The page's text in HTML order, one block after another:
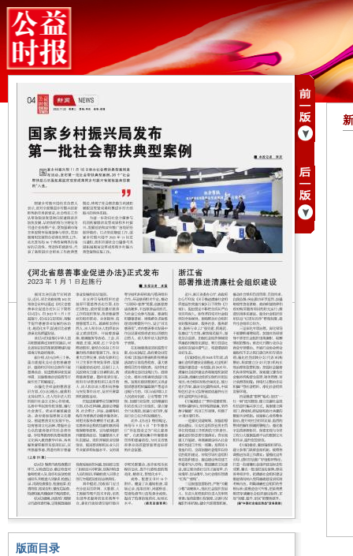
版面目录